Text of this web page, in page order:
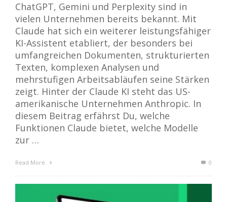
ChatGPT, Gemini und Perplexity sind in
vielen Unternehmen bereits bekannt. Mit
Claude hat sich ein weiterer leistungsfähiger
KI-Assistent etabliert, der besonders bei
umfangreichen Dokumenten, strukturierten
Texten, komplexen Analysen und
mehrstufigen Arbeitsabläufen seine Stärken
zeigt. Hinter der Claude KI steht das US-
amerikanische Unternehmen Anthropic. In
diesem Beitrag erfährst Du, welche
Funktionen Claude bietet, welche Modelle
zur …
Read More 0